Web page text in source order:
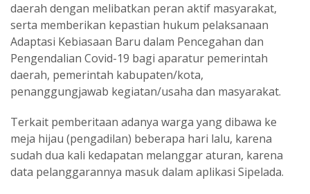
daerah dengan melibatkan peran aktif masyarakat,
serta memberikan kepastian hukum pelaksanaan
Adaptasi Kebiasaan Baru dalam Pencegahan dan
Pengendalian Covid-19 bagi aparatur pemerintah
daerah, pemerintah kabupaten/kota,
penanggungjawab kegiatan/usaha dan masyarakat.
Terkait pemberitaan adanya warga yang dibawa ke
meja hijau (pengadilan) beberapa hari lalu, karena
sudah dua kali kedapatan melanggar aturan, karena
data pelanggarannya masuk dalam aplikasi Sipelada.